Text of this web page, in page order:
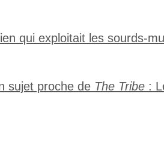
qui exploitait les sourds-
sujet proche de The Tribe :